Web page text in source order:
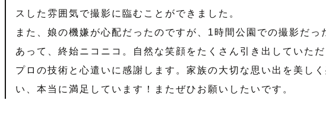
スした雰囲気で撮影に臨むことができました。
また、娘の機嫌が心配だったのですが、1時間公園での撮影だっ
あって、終始ニコニコ。自然な笑顔をたくさん引き出していただ
プロの技術と心遣いに感謝します。家族の大切な思い出を美し
い、本当に満足しています！またぜひお願いしたいです。